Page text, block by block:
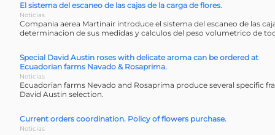
El sistema del escaneo de las cajas de la carga de flores.
Noticias
Compania aerea Martinair introduce el sistema del escaneo de las
determinacion de sus medidas y calculos del peso volumetrico de
Special David Austin roses with delicate aroma can be ordered at
Ecuadorian farms Navado & Rosaprima.
Noticias
Ecuadorian farms Nevado and Rosaprima produce several specific
David Austin selection.
Current orders coordination. Policy of flowers purchase.
Noticias